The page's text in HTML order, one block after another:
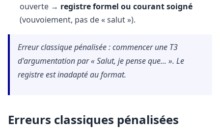
ouverte → registre formel ou courant soigné
(vouvoiement, pas de « salut »).
Erreur classique pénalisée : commencer une T3
d'argumentation par « Salut, je pense que... ». Le
registre est inadapté au format.
Erreurs classiques pénalisées